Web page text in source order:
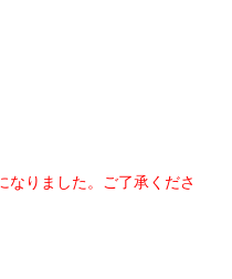
りました。ご了承くださ